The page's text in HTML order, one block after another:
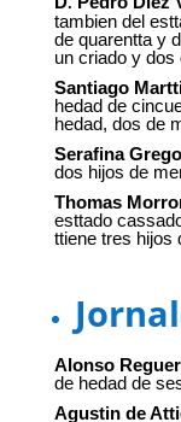
tambien del
de quarentta y
un criado y dos
Santiago
hedad de
hedad, dos de
Serafina
dos hijos de
Thomas
esttado
ttiene tres hijos
Alonso
de hedad de
Agustin de